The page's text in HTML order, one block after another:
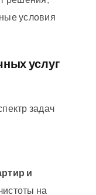
условия
услуг
задач
и
на